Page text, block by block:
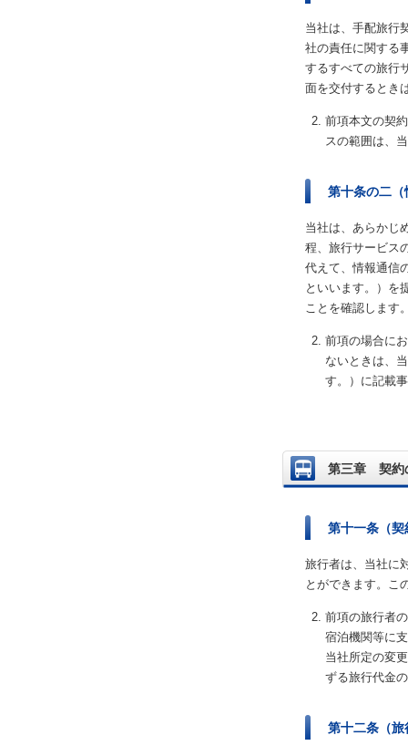
当社は、手配旅行
社の責任に関する
するすべての旅行
面を交付するとき
前項本文の契
スの範囲は、
第十条の二
当社は、あらかじ
程、旅行サービス
代えて、情報通信
といいます。）を
ことを確認します
前項の場合に
ないときは、
す。）に記載
第三章 契約
第十一条（
旅行者は、当社に
とができます。こ
前項の旅行者
宿泊機関等に
当社所定の変
ずる旅行代金
第十二条（